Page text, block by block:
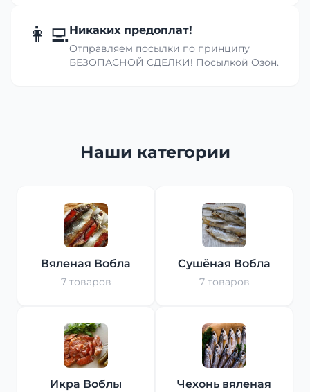
👩‍💻Никаких предоплат!
Отправляем посылки по принципу
БЕЗОПАСНОЙ СДЕЛКИ! Посылкой Озон.
Наши категории
Вяленая Вобла
7 товаров
Сушёная Вобла
7 товаров
Икра Воблы Чехонь вяленая